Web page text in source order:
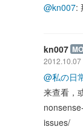
@kn007:
kn007
2012.10.07
@私の日
来查看，
issues/